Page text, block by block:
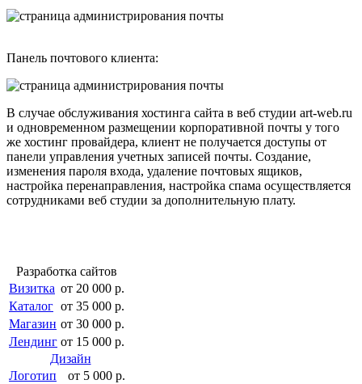
Панель почтового клиента:
В случае обслуживания хостинга сайта в веб студии art-web.ru
и одновременном размещении корпоративной почты у того
же хостинг провайдера, клиент не получается доступы от
панели управления учетных записей почты. Создание,
изменения пароля входа, удаление почтовых ящиков,
настройка перенаправления, настройка спама осуществляется
сотрудниками веб студии за дополнительную плату.
Разработка сайтов
Визитка от 20 000 р.
Каталог от 35 000 р.
Магазин от 30 000 р.
Лендинг от 15 000 р.
Дизайн
Логотип
от 5 000 р.